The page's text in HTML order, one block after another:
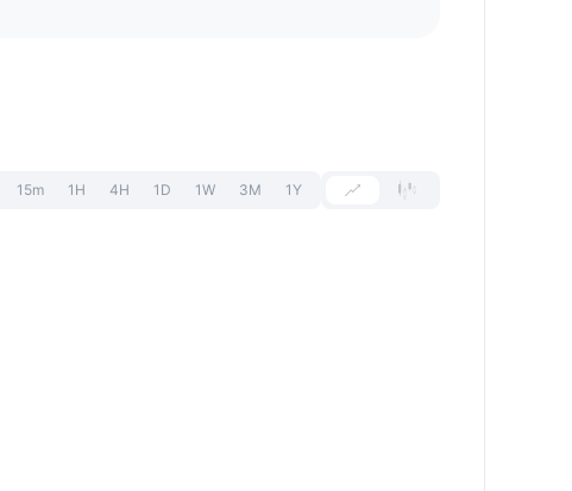
15m 1H 4H 1D 1W 3M 1Y